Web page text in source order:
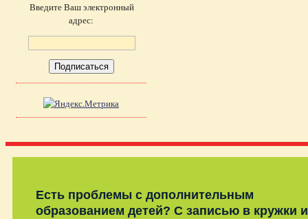
Введите Ваш электронный
адрес:
Есть проблемы с дополнительным
образованием детей? С записью в кружки и